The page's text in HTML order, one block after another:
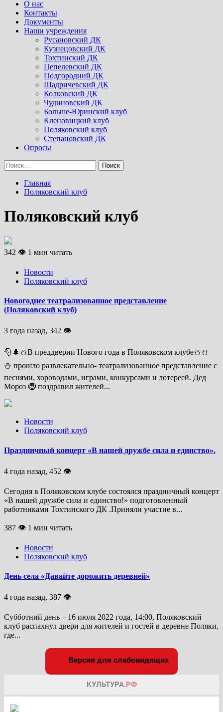
Menu
О нас
Контакты
Документы
Наши учреждения
Русановский ДК
Кузнецовский ДК
Тохтинский ДК
Цепелевский ДК
Подгородний ДК
Шадричевский ДК
Колковский ДК
Чудиновский ДК
Больше-Юринский клуб
Кленовицкий клуб
Поляковский клуб
Степановский ДК
Опросы
Найти:
Главная
Поляковский клуб
Поляковский клуб
342 👁 1 мин читать
Новости
Поляковский клуб
Новогоднее театрализованное представление
(Поляковский клуб)
3 года назад, 342 👁
🎅🌲⛄В преддверии Нового года в Поляковском клубе⛄⛄
⛄ прошло развлекательно- театрализованное представление с
песнями, хороводами, играми, конкурсами и лотереей. Дед
Мороз 🤶 поздравил жителей...
Новости
Поляковский клуб
Праздничный концерт «В нашей дружбе сила и единство».
4 года назад, 452 👁
Сегодня в Поляковском клубе состоялся праздничный концерт
«В нашей дружбе сила и единство!» подготовленный
работниками Тохтинского ДК .Приняли участие в...
387 👁 1 мин читать
Новости
Поляковский клуб
День села «Давайте дорожить деревней»
4 года назад, 387 👁
Субботний день – 16 июля 2022 года, 14:00, Поляковский
клуб распахнул двери для жителей и гостей в деревне Поляки,
где...
Версия для слабовидящих